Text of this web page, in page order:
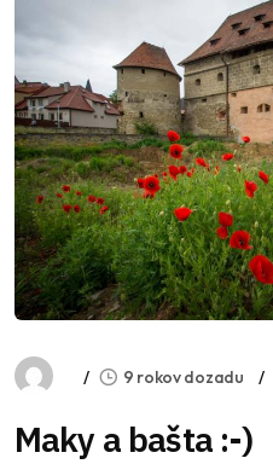
9 rokov dozadu
Maky a bašta :-)